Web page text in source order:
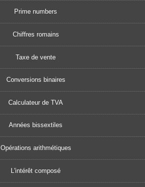
Prime numbers
Chiffres romains
Taxe de vente
Conversions binaires
Calculateur de TVA
Années bissextiles
Opérations arithmétiques
L'intérêt composé